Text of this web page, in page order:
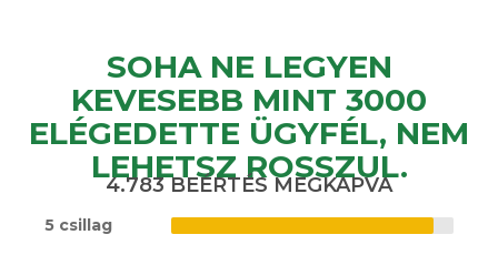
SOHA NE LEGYEN
KEVESEBB MINT 3000
ELÉGEDETTE ÜGYFÉL, NEM
LEHETSZ ROSSZUL.
4.783 BEÉRTÉS MEGKAPVA
5 csillag